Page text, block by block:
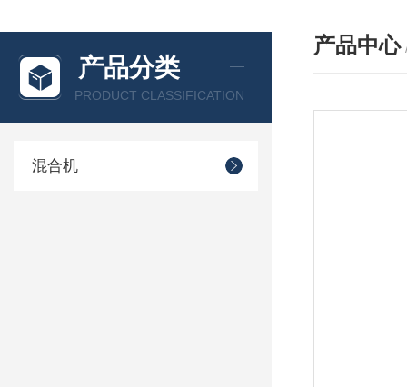
产品分类
PRODUCT CLASSIFICATION
混合机
产品中心